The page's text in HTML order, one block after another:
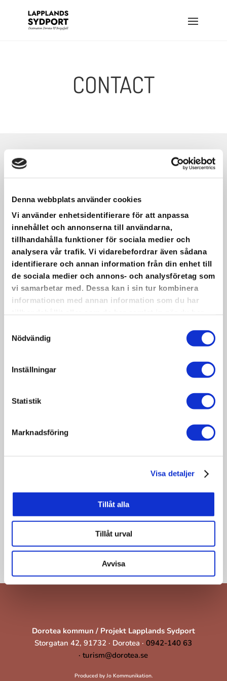
Denna webbplats använder cookies
Vi använder enhetsidentifierare för att anpassa
innehållet och annonserna till användarna,
tillhandahålla funktioner för sociala medier och
analysera vår trafik. Vi vidarebefordrar även sådana
identifierare och annan information från din enhet till
de sociala medier och annons- och analysföretag som
vi samarbetar med. Dessa kan i sin tur kombinera
informationen med annan information som du har
Nödvändig
Inställningar
Statistik
Marknadsföring
Visa detaljer
Tillåt alla
Tillåt urval
Avvisa
CONTACT
LET US HELP YOU TO
PLAN YOUR TRIP TO THE
DESTINATIONS DOROTEA
AND BORGAFJÄLL
Welcome to contact us to get inspiration and
recommendations from our beautiful area in the
Dorotea kommun / Projekt Lapplands Sydport
Storgatan 42, 91732 · Dorotea ·0942-140 63
·turism@dorotea.se
Produced by Jo Kommunikation.